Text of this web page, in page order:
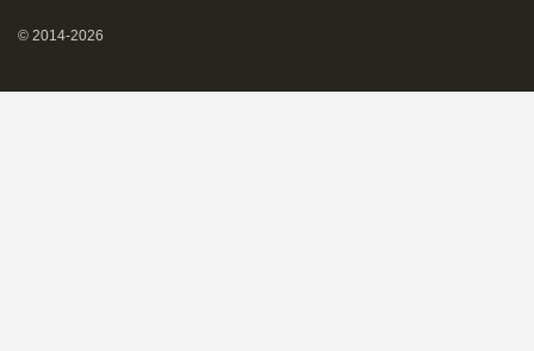
© 2014-2026